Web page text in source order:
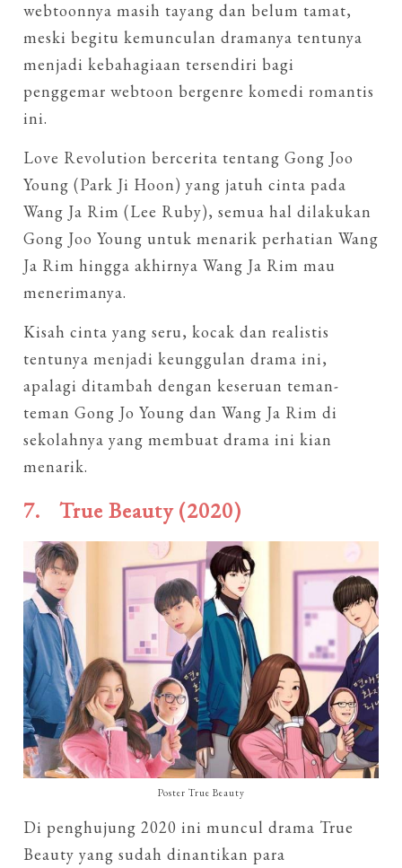
webtoonnya masih tayang dan belum tamat,
meski begitu kemunculan dramanya tentunya
menjadi kebahagiaan tersendiri bagi
penggemar webtoon bergenre komedi romantis
ini.
Love Revolution bercerita tentang Gong Joo
Young (Park Ji Hoon) yang jatuh cinta pada
Wang Ja Rim (Lee Ruby), semua hal dilakukan
Gong Joo Young untuk menarik perhatian Wang
Ja Rim hingga akhirnya Wang Ja Rim mau
menerimanya.
Kisah cinta yang seru, kocak dan realistis
tentunya menjadi keunggulan drama ini,
apalagi ditambah dengan keseruan teman-
teman Gong Jo Young dan Wang Ja Rim di
sekolahnya yang membuat drama ini kian
menarik.
7. True Beauty (2020)
Poster True Beauty
Di penghujung 2020 ini muncul drama True
Beauty yang sudah dinantikan para